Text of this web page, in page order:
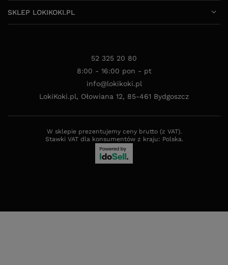
SKLEP LOKIKOKI.PL
52 325 20 80
8:00 - 16:00 pon - pt
info@lokikoki.pl
LokiKoki.pl, Ołowiana 12, 85-461 Bydgoszcz
W sklepie prezentujemy ceny brutto (z VAT).
Stawki VAT dla konsumentów z kraju: Polska.